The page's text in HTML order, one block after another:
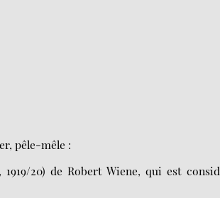
pêle-mêle :
20) de Robert Wiene, qui est